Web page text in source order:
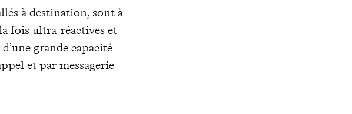
à destination, sont à
fois ultra-réactives et
grande capacité
et par messagerie